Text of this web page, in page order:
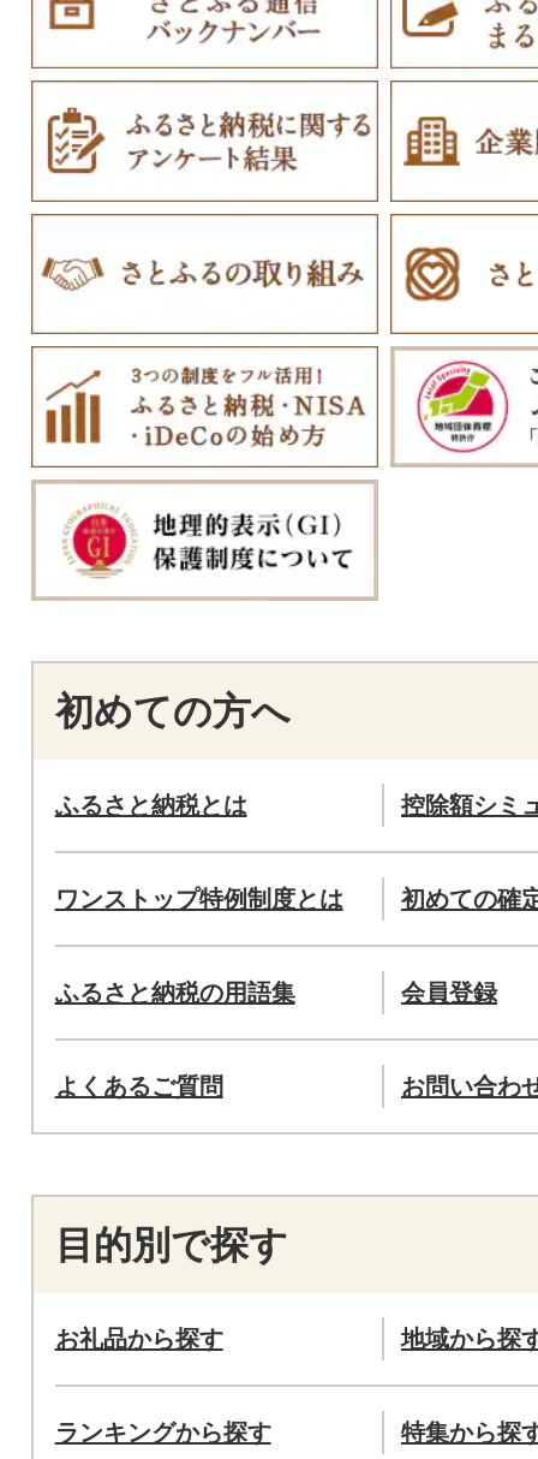
初めての方へ
ふるさと納税とは 控除額シミ
ワンストップ特例制度とは 初めての確
ふるさと納税の用語集 会員登録
よくあるご質問 お問い合わ
目的別で探す
お礼品から探す 地域から探
ランキングから探す 特集から探